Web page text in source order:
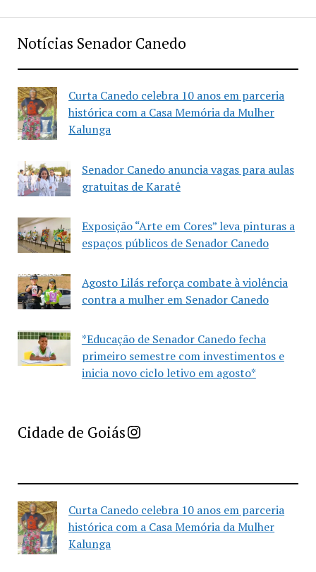
Notícias Senador Canedo
Curta Canedo celebra 10 anos em parceria
histórica com a Casa Memória da Mulher
Kalunga
Senador Canedo anuncia vagas para aulas
gratuitas de Karatê
Exposição “Arte em Cores” leva pinturas a
espaços públicos de Senador Canedo
Agosto Lilás reforça combate à violência
contra a mulher em Senador Canedo
*Educação de Senador Canedo fecha
primeiro semestre com investimentos e
inicia novo ciclo letivo em agosto*
Cidade de GoiásImprensa Criativa da Cidade de Goiás
Curta Canedo celebra 10 anos em parceria
histórica com a Casa Memória da Mulher
Kalunga